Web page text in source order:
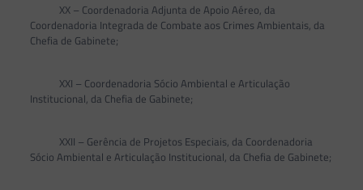
XX – Coordenadoria Adjunta de Apoio Aéreo, da
Coordenadoria Integrada de Combate aos Crimes Ambientais, da
Chefia de Gabinete;
XXI – Coordenadoria Sócio Ambiental e Articulação
Institucional, da Chefia de Gabinete;
XXII – Gerência de Projetos Especiais, da Coordenadoria
Sócio Ambiental e Articulação Institucional, da Chefia de Gabinete;